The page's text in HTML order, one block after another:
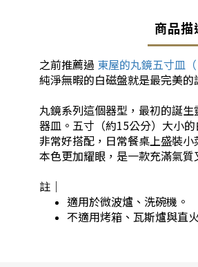
商品描
之前推薦過 東屋的丸鏡五寸皿（
純淨無暇的白磁盤就是最完美的
丸鏡系列這個器型，最初的誕
器皿。五寸（約15公分）大小
非常好搭配，日常餐桌上盛裝
本色更加耀眼，是一款充滿氣
註｜
適用於微波爐、洗碗機。
不適用烤箱、瓦斯爐與直